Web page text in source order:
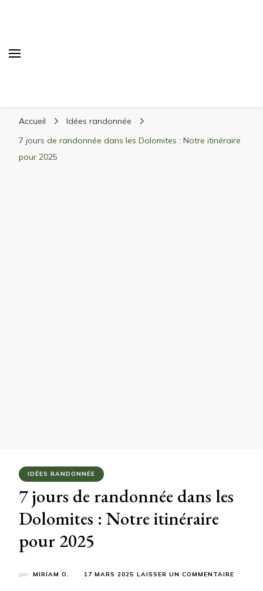
matériel, stations de ski
Accueil
Idées randonnée
7 jours de randonnée dans les Dolomites : Notre itinéraire
pour 2025
IDÉES RANDONNÉE
7 jours de randonnée dans les
Dolomites : Notre itinéraire
pour 2025
par MIRIAM O. 17 MARS 2025 LAISSER UN COMMENTAIRE